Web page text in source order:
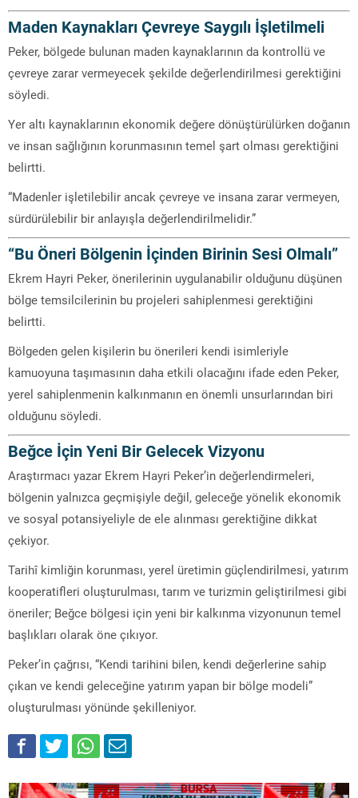
Maden Kaynakları Çevreye Saygılı İşletilmeli
Peker, bölgede bulunan maden kaynaklarının da kontrollü ve
çevreye zarar vermeyecek şekilde değerlendirilmesi gerektiğini
söyledi.
Yer altı kaynaklarının ekonomik değere dönüştürülürken doğanın
ve insan sağlığının korunmasının temel şart olması gerektiğini
belirtti.
“Madenler işletilebilir ancak çevreye ve insana zarar vermeyen,
sürdürülebilir bir anlayışla değerlendirilmelidir.”
“Bu Öneri Bölgenin İçinden Birinin Sesi Olmalı”
Ekrem Hayri Peker, önerilerinin uygulanabilir olduğunu düşünen
bölge temsilcilerinin bu projeleri sahiplenmesi gerektiğini
belirtti.
Bölgeden gelen kişilerin bu önerileri kendi isimleriyle
kamuoyuna taşımasının daha etkili olacağını ifade eden Peker,
yerel sahiplenmenin kalkınmanın en önemli unsurlarından biri
olduğunu söyledi.
Beğce İçin Yeni Bir Gelecek Vizyonu
Araştırmacı yazar Ekrem Hayri Peker’in değerlendirmeleri,
bölgenin yalnızca geçmişiyle değil, geleceğe yönelik ekonomik
ve sosyal potansiyeliyle de ele alınması gerektiğine dikkat
çekiyor.
Tarihî kimliğin korunması, yerel üretimin güçlendirilmesi, yatırım
kooperatifleri oluşturulması, tarım ve turizmin geliştirilmesi gibi
öneriler; Beğce bölgesi için yeni bir kalkınma vizyonunun temel
başlıkları olarak öne çıkıyor.
Peker’in çağrısı, “Kendi tarihini bilen, kendi değerlerine sahip
çıkan ve kendi geleceğine yatırım yapan bir bölge modeli”
oluşturulması yönünde şekilleniyor.